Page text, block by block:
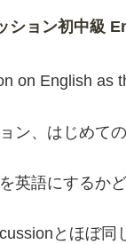
ション初中
on English as
ン、はじめての
英語にするか
とほぼ